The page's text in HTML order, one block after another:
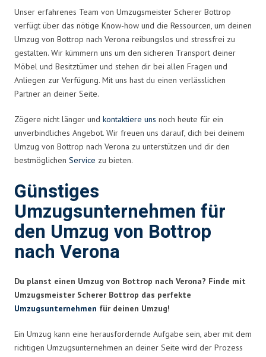
Unser erfahrenes Team von Umzugsmeister Scherer Bottrop
verfügt über das nötige Know-how und die Ressourcen, um deinen
Umzug von Bottrop nach Verona reibungslos und stressfrei zu
gestalten. Wir kümmern uns um den sicheren Transport deiner
Möbel und Besitztümer und stehen dir bei allen Fragen und
Anliegen zur Verfügung. Mit uns hast du einen verlässlichen
Partner an deiner Seite.
Zögere nicht länger und kontaktiere uns noch heute für ein
unverbindliches Angebot. Wir freuen uns darauf, dich bei deinem
Umzug von Bottrop nach Verona zu unterstützen und dir den
bestmöglichen Service zu bieten.
Günstiges
Umzugsunternehmen für
den Umzug von Bottrop
nach Verona
Du planst einen Umzug von Bottrop nach Verona? Finde mit
Umzugsmeister Scherer Bottrop das perfekte
Umzugsunternehmen für deinen Umzug!
Ein Umzug kann eine herausfordernde Aufgabe sein, aber mit dem
richtigen Umzugsunternehmen an deiner Seite wird der Prozess